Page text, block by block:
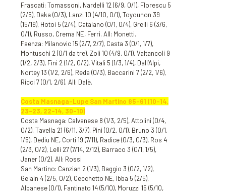
Frascati: Tomassoni, Nardelli 12 (6/9, 0/1), Florescu 5
(2/5), Daka (0/3), Lanzi 10 (4/10, 0/1), Toyounon 39
(15/19), Hotoi 5 (2/4), Catalano (0/1, 0/4), Grelli 6 (3/6,
0/1), Russo, Crema NE, Ferri. All: Monetti.
Faenza: Milanovic 15 (2/7, 2/7), Casta 3 (0/1, 1/7),
Montuschi 2 (0/1 da tre), Zoli 10 (4/9, 0/1), Valtancoli 9
(1/2, 2/3), Fini 2 (1/2, 0/2), Vitali 5 (1/3, 1/4), Dall’Alpi,
Nortey 13 (1/2, 2/6), Reda (0/3), Baccarini 7 (2/2, 1/6),
Ricci 7 (0/1, 2/6). All: Dalè.
Costa Masnaga-Lupe San Martino 85-61 (10-14,
23-23, 22-14, 30-10)
Costa Masnaga: Calvanese 8 (1/3, 2/5), Attolini (0/4,
0/2), Tavella 21 (6/11, 3/7), Pini (0/2, 0/1), Bruno 3 (0/1,
1/5), Dediu NE, Corti 19 (7/11), Radice (0/3, 0/3), Ros 4
(2/3, 0/2), Lelli 27 (7/14, 2/12), Barraco 3 (0/1, 1/5),
Janer (0/2). All: Rossi
San Martino: Canzian 2 (1/3), Baggio 3 (0/2, 1/2),
Gelain 4 (2/5, 0/2), Cecchetto NE, Ibba 5 (2/5),
Albanese (0/1), Fantinato 14 (5/10), Moruzzi 15 (5/10,